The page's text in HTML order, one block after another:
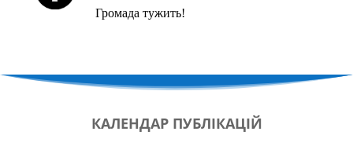
Громада тужить!
КАЛЕНДАР ПУБЛІКАЦІЙ